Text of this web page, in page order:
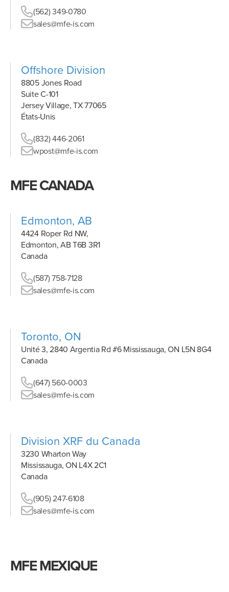
(562) 349-0780
sales@mfe-is.com
Offshore Division
8805 Jones Road
Suite C-101
Jersey Village, TX 77065
États-Unis
(832) 446-2061
wpost@mfe-is.com
MFE CANADA
Edmonton, AB
4424 Roper Rd NW,
Edmonton, AB T6B 3R1
Canada
(587) 758-7128
sales@mfe-is.com
Toronto, ON
Unité 3, 2840 Argentia Rd #6 Mississauga, ON L5N 8G4
Canada
(647) 560-0003
sales@mfe-is.com
Division XRF du Canada
3230 Wharton Way
Mississauga, ON L4X 2C1
Canada
(905) 247-6108
sales@mfe-is.com
MFE MEXIQUE